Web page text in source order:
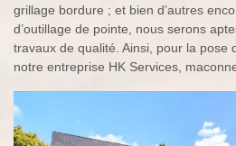
grillage bordure ; et bien d’autres
d’outillage de pointe, nous serons
travaux de qualité. Ainsi, pour la pose
notre entreprise HK Services,